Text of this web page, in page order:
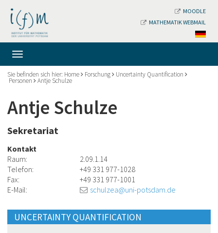
MOODLE
MATHEMATIK WEBMAIL
Sie befinden sich hier: Home Forschung Uncertainty Quantification
Personen Antje Schulze
Antje Schulze
Sekretariat
Kontakt
Raum:
2.09.1.14
Telefon:
+49 331 977-1028
Fax:
+49 331 977-1001
E-Mail:
schulzea@uni-potsdam.de
UNCERTAINTY QUANTIFICATION